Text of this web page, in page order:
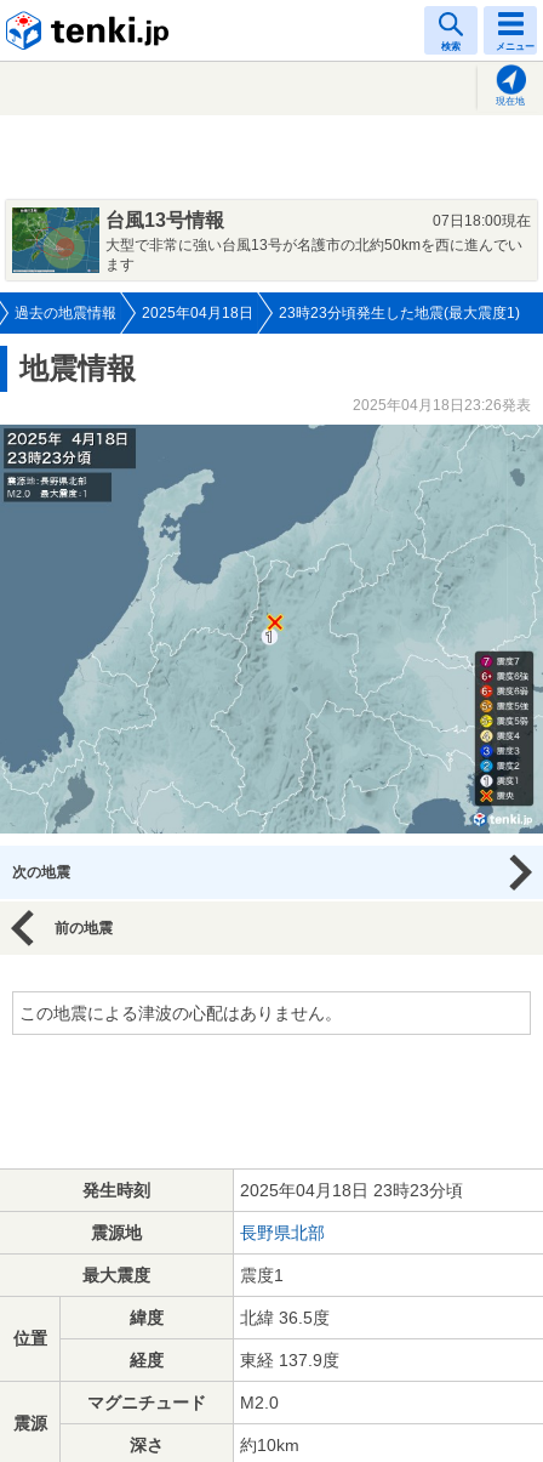
検索 メニュー
現在地
台風13号情報
07日18:00現在
大型で非常に強い台風13号が名護市の北約50kmを西に進んでい
ます
過去の地震情報 2025年04月18日 23時23分頃発生した地震(最大震度1)
地震情報
2025年04月18日23:26発表
次の地震
前の地震
この地震による津波の心配はありません。
発生時刻 2025年04月18日 23時23分頃
震源地 長野県北部
最大震度 震度1
位置
緯度 北緯 36.5度
経度 東経 137.9度
震源
マグニチュード M2.0
深さ 約10km